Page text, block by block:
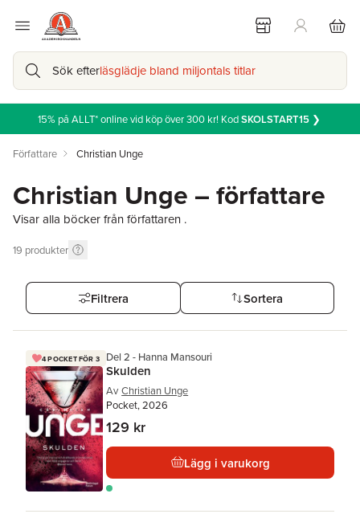
Sök efterläsglädje bland miljontals titlar
15% på ALLT* online vid köp över 300 kr! KodSKOLSTART15❯
Författare Christian Unge
Christian Unge – författare
Visar alla böcker från författaren .
19 produkter
Filtrera Sortera
4 POCKET FÖR 3 Del 2 - Hanna Mansouri
Skulden
Av Christian Unge
Pocket, 2026
129 kr
Lägg i varukorg